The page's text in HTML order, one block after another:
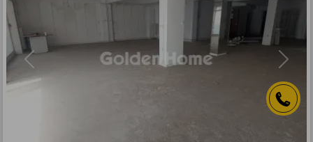
Previous Next